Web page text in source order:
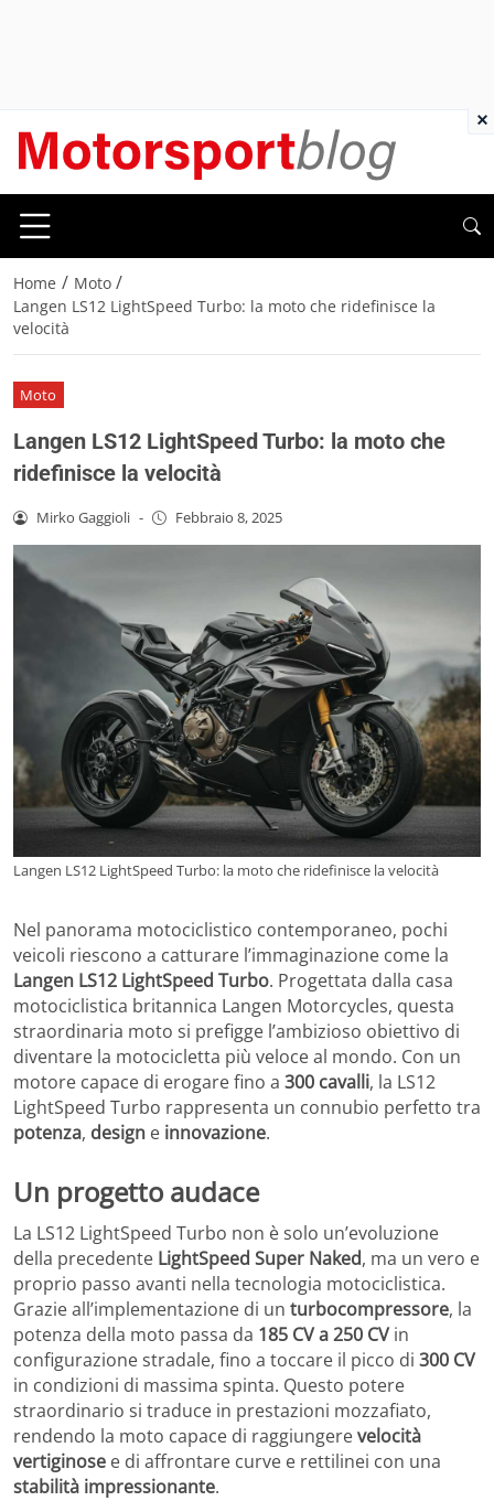
Home / Moto /
Langen LS12 LightSpeed Turbo: la moto che ridefinisce la
velocità
Moto
Langen LS12 LightSpeed Turbo: la moto che
ridefinisce la velocità
Mirko Gaggioli - Febbraio 8, 2025
Langen LS12 LightSpeed Turbo: la moto che ridefinisce la velocità
Nel panorama motociclistico contemporaneo, pochi
veicoli riescono a catturare l’immaginazione come la
Langen LS12 LightSpeed Turbo. Progettata dalla casa
motociclistica britannica Langen Motorcycles, questa
straordinaria moto si prefigge l’ambizioso obiettivo di
diventare la motocicletta più veloce al mondo. Con un
motore capace di erogare fino a 300 cavalli, la LS12
LightSpeed Turbo rappresenta un connubio perfetto tra
potenza, design e innovazione.
Un progetto audace
La LS12 LightSpeed Turbo non è solo un’evoluzione
della precedente LightSpeed Super Naked, ma un vero e
proprio passo avanti nella tecnologia motociclistica.
Grazie all’implementazione di un turbocompressore, la
potenza della moto passa da 185 CV a 250 CVin
configurazione stradale, fino a toccare il picco di 300 CV
in condizioni di massima spinta. Questo potere
straordinario si traduce in prestazioni mozzafiato,
rendendo la moto capace di raggiungerevelocità
vertiginose e di affrontare curve e rettilinei con una
stabilità impressionante.
×